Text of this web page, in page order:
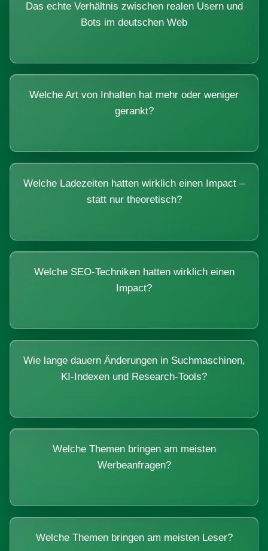
Das echte Verhältnis zwischen realen Usern und
Bots im deutschen Web
Welche Art von Inhalten hat mehr oder weniger
gerankt?
Welche Ladezeiten hatten wirklich einen Impact –
statt nur theoretisch?
Welche SEO-Techniken hatten wirklich einen
Impact?
Wie lange dauern Änderungen in Suchmaschinen,
KI-Indexen und Research-Tools?
Welche Themen bringen am meisten
Werbeanfragen?
Welche Themen bringen am meisten Leser?